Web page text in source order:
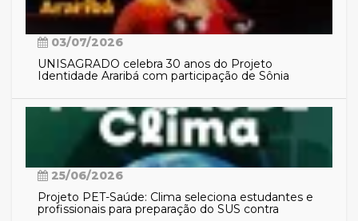
03/07/2026
UNISAGRADO celebra 30 anos do Projeto
Identidade Araribá com participação de Sônia
25/06/2026
Projeto PET-Saúde: Clima seleciona estudantes e
profissionais para preparação do SUS contra